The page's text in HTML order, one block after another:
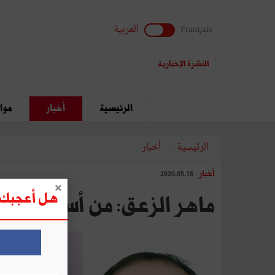
Français العربية
النشرة الإخبارية
الرئيسية أخبار
الرئيسية أخبار
أخبار - 2020.05.18
ماهر الزعق: من أسرارهل أعجبك